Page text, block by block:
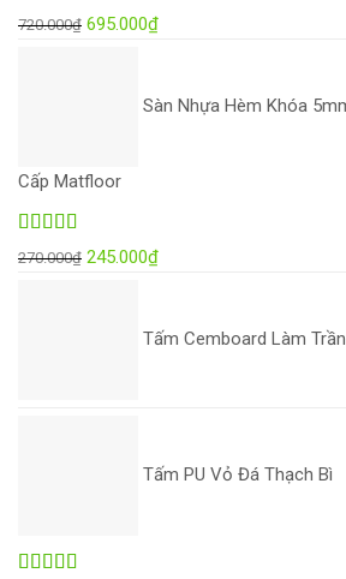
720.000₫ Giá
720.000₫.
695.000₫Giá
là:
Sàn Nhựa Hèm Khóa
Cấp Matfloor
Được xếp
hạng5.005
270.000₫ Giá
270.000₫.
245.000₫Giá
là:
Tấm Cemboard Làm Trần
Tấm PU Vỏ Đá Thạch Bì